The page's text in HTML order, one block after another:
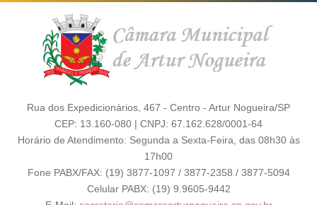
Rua dos Expedicionários, 467 - Centro - Artur Nogueira/SP
CEP: 13.160-080 | CNPJ: 67.162.628/0001-64
Horário de Atendimento: Segunda a Sexta-Feira, das 08h30 às
17h00
Fone PABX/FAX: (19) 3877-1097 / 3877-2358 / 3877-5094
Celular PABX: (19) 9.9605-9442